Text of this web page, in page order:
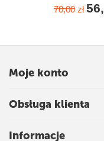
70,00 zł
Moje konto
Obsługa klienta
Informacje